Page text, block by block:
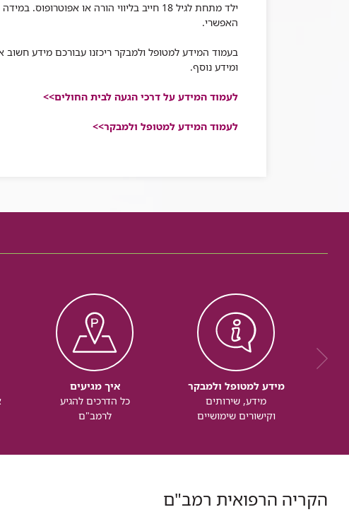
ילד מתחת לגיל 18 חייב בליווי הורה או אפוטרופוס
. במידה
האפשרי.
בעמוד המידע למטופל ולמבקר ריכזנו עבורכם מידע חשוב
ומידע נוסף.
לעמוד המידע על דרכי הגעה לבית החולים>>
לעמוד המידע למטופל ולמבקר>>
מידע למטופל ולמבקר
מידע, שירותים
וקישורים שימושיים
איך מגיעים
כל הדרכים להגיע
לרמב"ם
הקריה הרפואית רמב"ם